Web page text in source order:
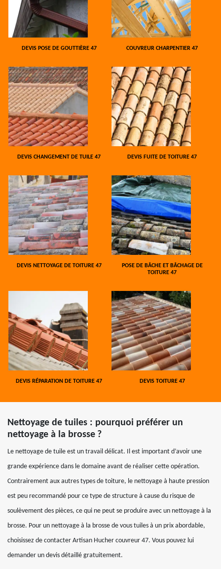
DEVIS POSE DE GOUTTIÈRE 47 COUVREUR CHARPENTIER 47
DEVIS CHANGEMENT DE TUILE 47 DEVIS FUITE DE TOITURE 47
DEVIS NETTOYAGE DE TOITURE 47
POSE DE BÂCHE ET BÂCHAGE DE
TOITURE 47
DEVIS RÉPARATION DE TOITURE 47 DEVIS TOITURE 47
Nettoyage de tuiles : pourquoi préférer un
nettoyage à la brosse ?
Le nettoyage de tuile est un travail délicat. Il est important d’avoir une
grande expérience dans le domaine avant de réaliser cette opération.
Contrairement aux autres types de toiture, le nettoyage à haute pression
est peu recommandé pour ce type de structure à cause du risque de
soulèvement des pièces, ce qui ne peut se produire avec un nettoyage à la
brosse. Pour un nettoyage à la brosse de vous tuiles à un prix abordable,
choisissez de contacter Artisan Hucher couvreur 47. Vous pouvez lui
demander un devis détaillé gratuitement.